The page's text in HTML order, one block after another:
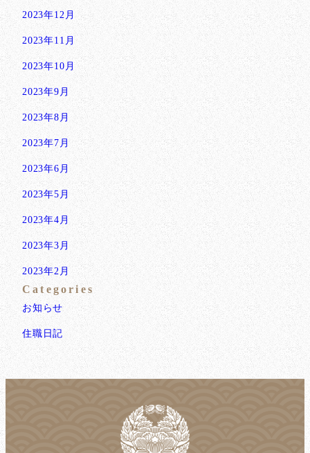
2023年12月
2023年11月
2023年10月
2023年9月
2023年8月
2023年7月
2023年6月
2023年5月
2023年4月
2023年3月
2023年2月
Categories
お知らせ
住職日記